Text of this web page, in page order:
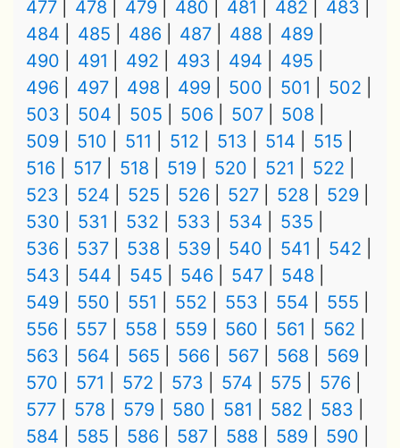
477 478 479 480 481 482
483
484
485 486 487 488
489
490
491 492 493 494
495
496
497 498 499 500 501
502
503
504 505 506 507
508
509
510 511 512 513 514
515
516
517 518 519 520 521
522
523
524 525 526 527 528
529
530
531 532 533 534
535
536
537 538 539 540 541
542
543
544 545 546 547
548
549
550 551 552 553 554
555
556
557 558 559 560 561
562
563
564 565 566 567 568
569
570
571 572 573 574 575
576
577
578 579 580 581 582
583
584
585 586 587 588 589
590